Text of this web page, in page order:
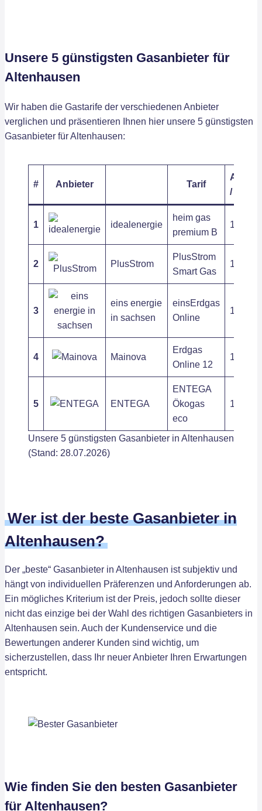
Unsere 5 günstigsten Gasanbieter für
Altenhausen
Wir haben die Gastarife der verschiedenen Anbieter
verglichen und präsentieren Ihnen hier unsere 5 günstigsten
Gasanbieter für Altenhausen:
# Anbieter Tarif
/ kWh
1 idealenergie
heim gas
premium B
12,59 ct
2 PlusStrom
PlusStrom
Smart Gas
13,21 ct
3
eins energie
in sachsen
einsErdgas
Online
10,94 ct
4 Mainova
Erdgas
Online 12
11,86 ct
5 ENTEGA
ENTEGA
Ökogas
eco
11,64 ct
Unsere 5 günstigsten Gasanbieter in Altenhausen
(Stand: 28.07.2026)
Wer ist der beste Gasanbieter in
Altenhausen?
Der „beste“ Gasanbieter in Altenhausen ist subjektiv und
hängt von individuellen Präferenzen und Anforderungen ab.
Ein mögliches Kriterium ist der Preis, jedoch sollte dieser
nicht das einzige bei der Wahl des richtigen Gasanbieters in
Altenhausen sein. Auch der Kundenservice und die
Bewertungen anderer Kunden sind wichtig, um
sicherzustellen, dass Ihr neuer Anbieter Ihren Erwartungen
entspricht.
Wie finden Sie den besten Gasanbieter
für Altenhausen?